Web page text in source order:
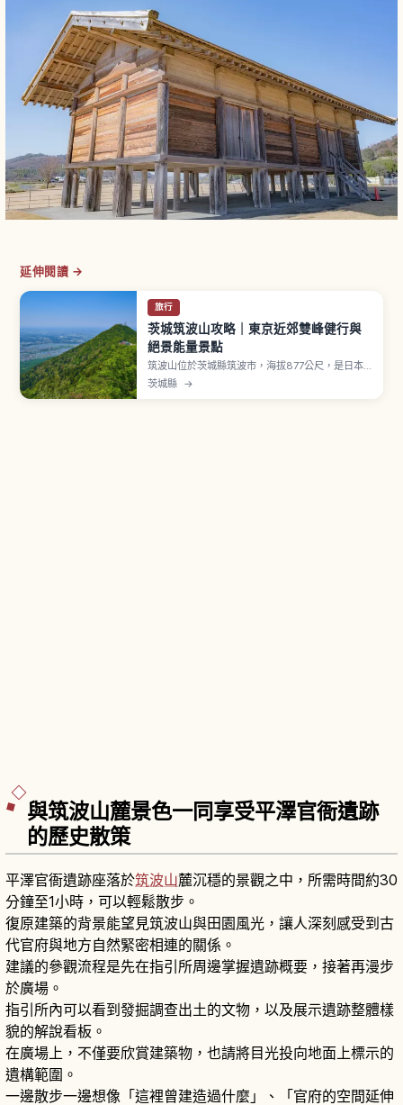
延伸閱讀 →
旅行
茨城筑波山攻略｜東京近郊雙峰健行與
絕景能量景點
筑波山位於茨城縣筑波市，海拔877公尺，是日本
百名山中最低的一座。自古被稱為「西有富士，東
有筑波」，並有「紫峰」之稱。男體山（871公尺）
茨城縣 →
與筑波山麓景色一同享受平澤官衙遺跡
的歷史散策
平澤官衙遺跡座落於筑波山麓沉穩的景觀之中，所需時間約30
分鐘至1小時，可以輕鬆散步。
復原建築的背景能望見筑波山與田園風光，讓人深刻感受到古
代官府與地方自然緊密相連的關係。
建議的參觀流程是先在指引所周邊掌握遺跡概要，接著再漫步
於廣場。
指引所內可以看到發掘調查出土的文物，以及展示遺跡整體樣
貌的解說看板。
在廣場上，不僅要欣賞建築物，也請將目光投向地面上標示的
遺構範圍。
一邊散步一邊想像「這裡曾建造過什麼」、「官府的空間延伸